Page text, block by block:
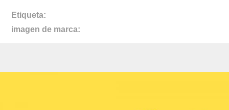
Etiqueta
imagen de marca